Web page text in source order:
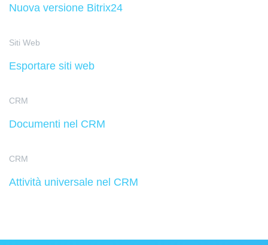
Nuova versione Bitrix24
Siti Web
Esportare siti web
CRM
Documenti nel CRM
CRM
Attività universale nel CRM